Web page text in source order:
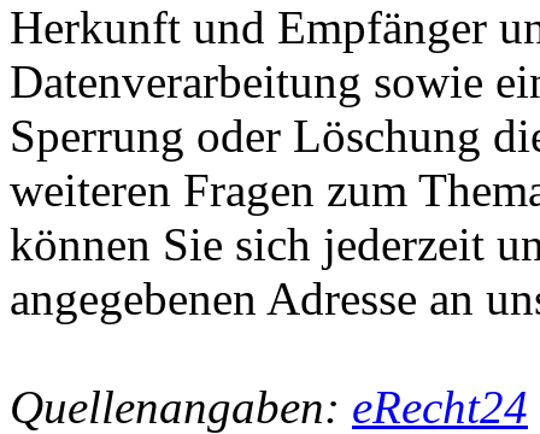
Herkunft und Empfänger
Datenverarbeitung sowie
Sperrung oder Löschung
weiteren Fragen zum
können Sie sich jederzeit
angegebenen Adresse an
Quellenangaben: eRecht24